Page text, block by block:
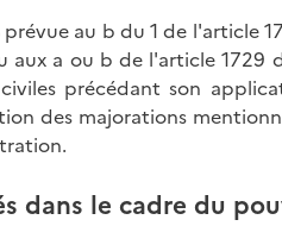
au b du 1 de l'article
aux a ou b de l'article
civiles précédant son
des majorations
dans le cadre du